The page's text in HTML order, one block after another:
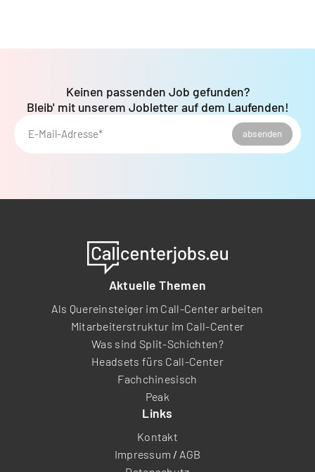
E-Mail-Adresse* absenden
Keinen passenden Job gefunden?
Bleib' mit unserem Jobletter auf dem Laufenden!
Aktuelle Themen
Als Quereinsteiger im Call-Center arbeiten
Mitarbeiterstruktur im Call-Center
Was sind Split-Schichten?
Headsets fürs Call-Center
Fachchinesisch
Peak
Links
Kontakt
Impressum / AGB